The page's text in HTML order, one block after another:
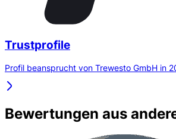
Trustprofile
Profil beansprucht von Trewesto GmbH in
Bewertungen aus